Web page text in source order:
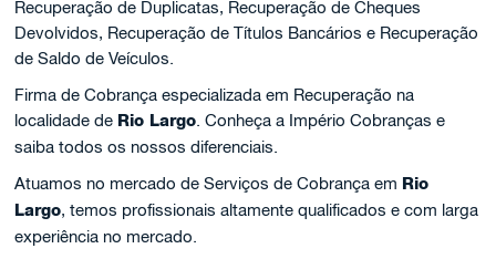
Recuperação de Duplicatas, Recuperação de Cheques
Devolvidos, Recuperação de Títulos Bancários e Recuperação
de Saldo de Veículos.
Firma de Cobrança especializada em Recuperação na
localidade de Rio Largo. Conheça a Império Cobranças e
saiba todos os nossos diferenciais.
Atuamos no mercado de Serviços de Cobrança em Rio
Largo, temos profissionais altamente qualificados e com larga
experiência no mercado.